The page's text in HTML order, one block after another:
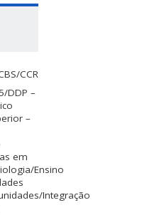
CCR
DDP –
–
em
Ensino
Integração